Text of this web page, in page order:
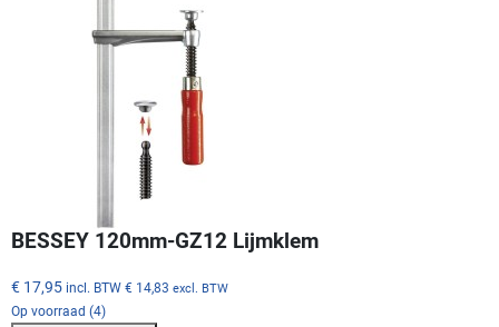
BESSEY 120mm-GZ12 Lijmklem
€ 17,95 incl. BTW € 14,83 excl. BTW
Op voorraad (4)